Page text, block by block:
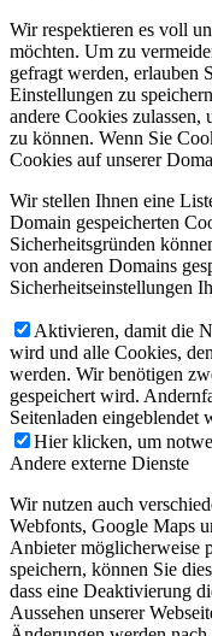
Wir respektieren es voll
möchten. Um zu
gefragt werden, erlauben
Einstellungen zu
andere Cookies
zu können. Wenn Sie
Cookies auf unserer
Wir stellen Ihnen eine
Domain gespeicherten
Sicherheitsgründen
von anderen Domains
Sicherheitseinstellungen
Aktivieren, damit die
wird und alle Cookies,
werden. Wir benötigen
gespeichert wird.
Seitenladen eingeblendet
Hier klicken, um
Andere externe Dienste
Wir nutzen auch
Webfonts, Google Maps
Anbieter möglicherweise
speichern, können Sie
dass eine Deaktivierung
Aussehen unserer